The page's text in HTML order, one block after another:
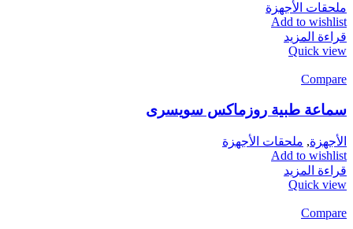
ملحقات الأجهزة
Add to wishlist
قراءة المزيد
Quick view
Compare
سماعة طبية روزماكس سويسرى
الأجهزة, ملحقات الأجهزة
Add to wishlist
قراءة المزيد
Quick view
Compare